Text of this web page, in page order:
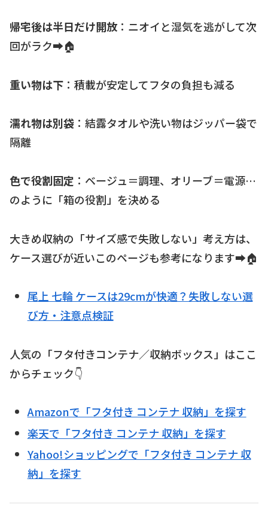
帰宅後は半日だけ開放 ：ニオイと湿気を逃がして次
回がラク➡️🏠
重い物は下 ：積載が安定してフタの負担も減る
濡れ物は別袋 ：結露タオルや洗い物はジッパー袋で
隔離
色で役割固定 ：ベージュ＝調理、オリーブ＝電源…
のように「箱の役割」を決める
大きめ収納の「サイズ感で失敗しない」考え方は、
ケース選びが近いこのページも参考になります➡️🏠
尾上 七輪 ケースは29cmが快適？失敗しない選
び方・注意点検証
人気の「フタ付きコンテナ／収納ボックス」はここ
からチェック👇
Amazonで「フタ付き コンテナ 収納」を探す
楽天で「フタ付き コンテナ 収納」を探す
Yahoo!ショッピングで「フタ付き コンテナ 収
納」を探す